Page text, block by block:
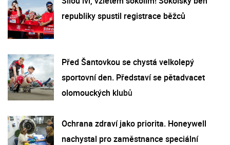
republiky spustil registrace běžců
Před Šantovkou se chystá velkolepý
sportovní den. Představí se pětadvacet
olomouckých klubů
Ochrana zdraví jako priorita. Honeywell
nachystal pro zaměstnance speciální